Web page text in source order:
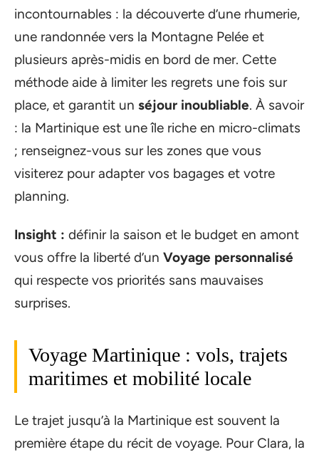
incontournables : la découverte d’une rhumerie,
une randonnée vers la Montagne Pelée et
plusieurs après-midis en bord de mer. Cette
méthode aide à limiter les regrets une fois sur
place, et garantit un séjour inoubliable. À savoir
: la Martinique est une île riche en micro-climats
; renseignez-vous sur les zones que vous
visiterez pour adapter vos bagages et votre
planning.
Insight : définir la saison et le budget en amont
vous offre la liberté d’un Voyage personnalisé
qui respecte vos priorités sans mauvaises
surprises.
Voyage Martinique : vols, trajets
maritimes et mobilité locale
Le trajet jusqu’à la Martinique est souvent la
première étape du récit de voyage. Pour Clara, la